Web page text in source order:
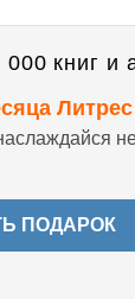
книг и
ПОДАРОК